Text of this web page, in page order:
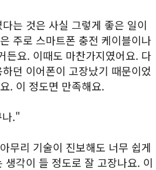
는 것은 사실 그렇게 좋은 일이
주로 스마트폰 충전 케이블이나
든요. 이때도 마찬가지였어요. 다
던 이어폰이 고장났기 때문이었
. 이 정도면 만족해요.
나."
무리 기술이 진보해도 너무 쉽게
각이 들 정도로 잘 고장나요. 이